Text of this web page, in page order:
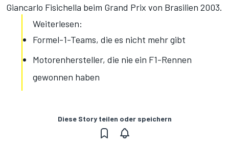
Giancarlo Fisichella beim Grand Prix von Brasilien 2003.
Weiterlesen:
Formel-1-Teams, die es nicht mehr gibt
Motorenhersteller, die nie ein F1-Rennen
gewonnen haben
Diese Story teilen oder speichern